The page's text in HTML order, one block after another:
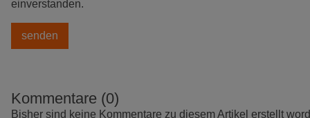
einverstanden.
Kommentare (0)
Bisher sind keine Kommentare zu diesem Artikel erstellt